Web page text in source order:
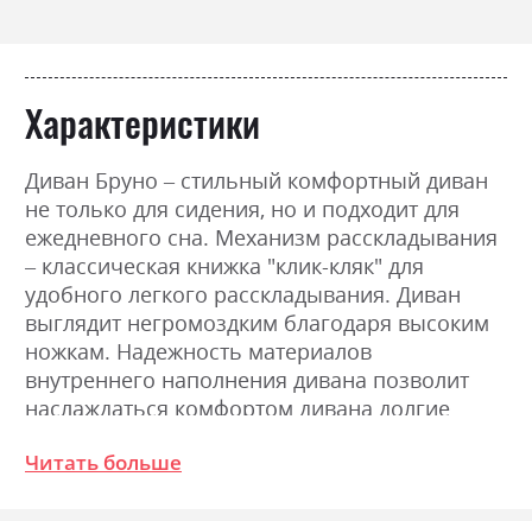
Характеристики
Диван Бруно – стильный комфортный диван
не только для сидения, но и подходит для
ежедневного сна. Механизм расскладывания
– классическая книжка "клик-кляк" для
удобного легкого расскладывания. Диван
выглядит негромоздким благодаря высоким
ножкам. Надежность материалов
внутреннего наполнения дивана позволит
наслаждаться комфортом дивана долгие
Читать больше